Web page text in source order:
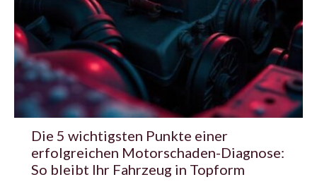
Die 5 wichtigsten Punkte einer
erfolgreichen Motorschaden-Diagnose:
So bleibt Ihr Fahrzeug in Topform